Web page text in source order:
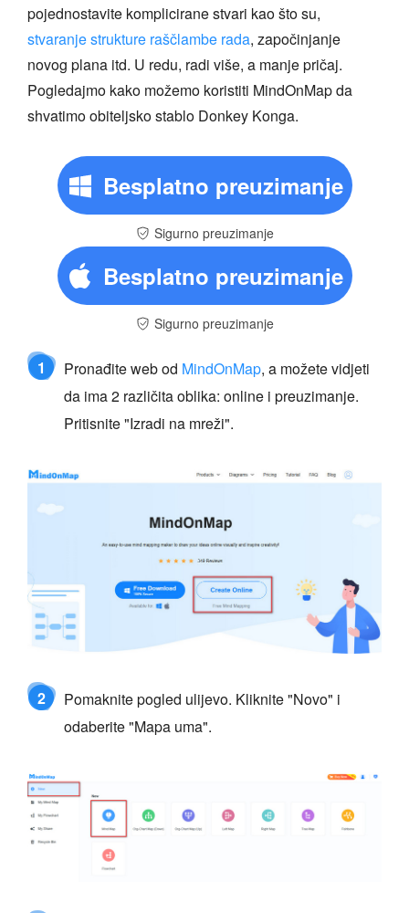
pojednostavite komplicirane stvari kao što su,
stvaranje strukture raščlambe rada, započinjanje
novog plana itd. U redu, radi više, a manje pričaj.
Pogledajmo kako možemo koristiti MindOnMap da
shvatimo obiteljsko stablo Donkey Konga.
Besplatno preuzimanje
Sigurno preuzimanje
Besplatno preuzimanje
Sigurno preuzimanje
1 Pronađite web od MindOnMap, a možete vidjeti
da ima 2 različita oblika: online i preuzimanje.
Pritisnite "Izradi na mreži".
2
Pomaknite pogled ulijevo. Kliknite "Novo" i
odaberite "Mapa uma".